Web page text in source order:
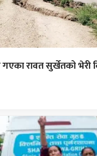
गएका रावत सुर्खेतको भेरी